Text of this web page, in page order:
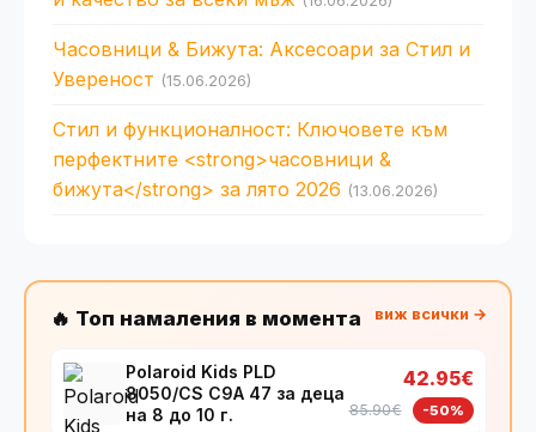
Часовници & Бижута: Аксесоари за Стил и
Увереност (15.06.2026)
Стил и функционалност: Ключовете към
перфектните <strong>часовници &
бижута</strong> за лято 2026 (13.06.2026)
🔥 Топ намаления в момента виж всички →
Polaroid Kids PLD
8050/CS C9A 47 за деца
на 8 до 10 г.
42.95€
85.90€ -50%